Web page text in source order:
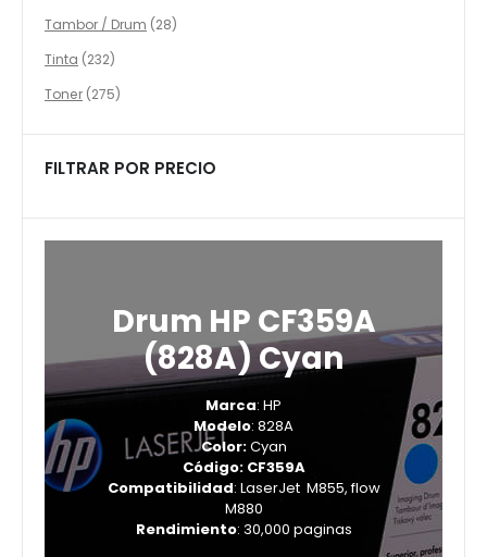
productos
Tambor / Drum 2828
Tinta 232232
productos
Toner 275275
FILTRAR POR PRECIO
Drum HP CF359A
(828A) Cyan
Marca: HP
Modelo: 828A
Color:Cyan
Código: CF359A
Compatibilidad: LaserJet M855, flow
M880
Rendimiento: 30,000 paginas